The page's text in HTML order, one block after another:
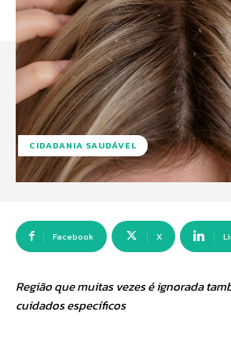
CIDADANIA SAUDÁVEL
Facebook X
Região que muitas vezes é ignorada
cuidados específicos